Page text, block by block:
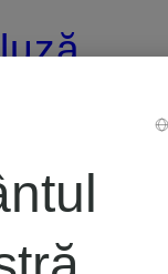
lei